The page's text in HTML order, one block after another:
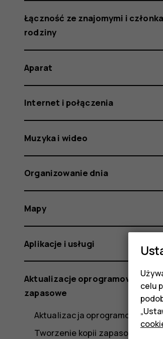
Łączność ze znajomymi i
rodziny
Aparat
Internet i połączenia
Muzyka i wideo
Organizowanie dnia
Mapy
Aplikacje i usługi
Aktualizacje oprogramowania i
zapasowe
Aktualizacja oprogramowania
Tworzenie kopii zapasowej
celu